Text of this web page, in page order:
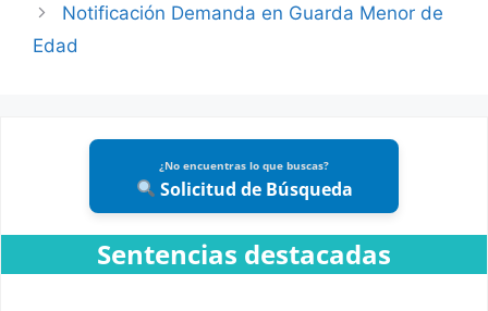
Notificación Demanda en Guarda Menor de
Edad
¿No encuentras lo que buscas?
Solicitud de Búsqueda
Sentencias destacadas